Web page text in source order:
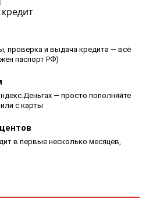
проверка и выдача кредита — всё
паспорт РФ)
— просто пополняйте
с карты
в первые несколько месяцев,